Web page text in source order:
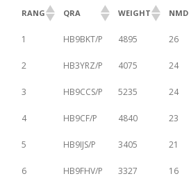
RANG QRA WEIGHT NMD
1 HB9BKT/P 4895 26
2 HB3YRZ/P 4075 24
3 HB9CCS/P 5235 24
4 HB9CF/P 4840 23
5 HB9IJS/P 3405 21
6 HB9FHV/P 3327 16